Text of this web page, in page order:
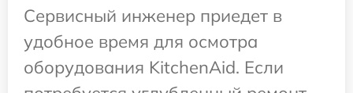
Сервисный инженер приедет в
удобное время для осмотра
оборудования KitchenAid. Если